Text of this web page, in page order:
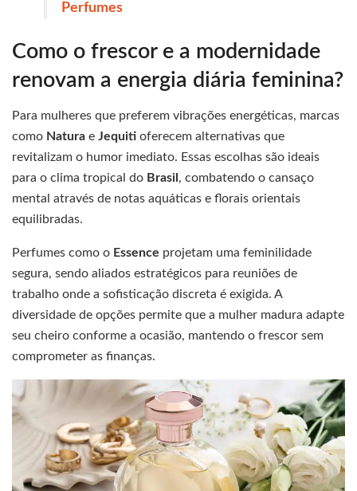
Perfumes
Como o frescor e a modernidade
renovam a energia diária feminina?
Para mulheres que preferem vibrações energéticas, marcas
como Natura e Jequiti oferecem alternativas que
revitalizam o humor imediato. Essas escolhas são ideais
para o clima tropical do Brasil , combatendo o cansaço
mental através de notas aquáticas e florais orientais
equilibradas.
Perfumes como o Essence projetam uma feminilidade
segura, sendo aliados estratégicos para reuniões de
trabalho onde a sofisticação discreta é exigida. A
diversidade de opções permite que a mulher madura adapte
seu cheiro conforme a ocasião, mantendo o frescor sem
comprometer as finanças.